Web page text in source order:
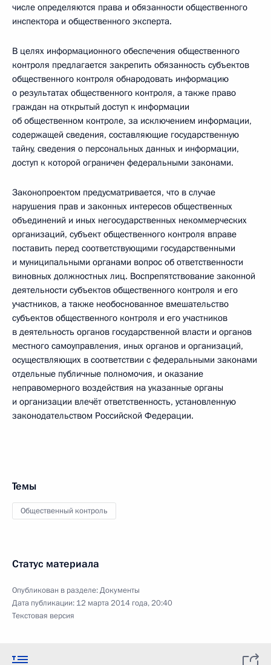
числе определяются права и обязанности общественного
инспектора и общественного эксперта.
В целях информационного обеспечения общественного
контроля предлагается закрепить обязанность субъектов
общественного контроля обнародовать информацию
о результатах общественного контроля, а также право
граждан на открытый доступ к информации
об общественном контроле, за исключением информации,
содержащей сведения, составляющие государственную
тайну, сведения о персональных данных и информации,
доступ к которой ограничен федеральными законами.
Законопроектом предусматривается, что в случае
нарушения прав и законных интересов общественных
объединений и иных негосударственных некоммерческих
организаций, субъект общественного контроля вправе
поставить перед соответствующими государственными
и муниципальными органами вопрос об ответственности
виновных должностных лиц. Воспрепятствование законной
деятельности субъектов общественного контроля и его
участников, а также необоснованное вмешательство
субъектов общественного контроля и его участников
в деятельность органов государственной власти и органов
местного самоуправления, иных органов и организаций,
осуществляющих в соответствии с федеральными законами
отдельные публичные полномочия, и оказание
неправомерного воздействия на указанные органы
и организации влечёт ответственность, установленную
законодательством Российской Федерации.
Темы
Общественный контроль
Статус материала
Опубликован в разделе:Документы
Дата публикации: 12 марта 2014 года, 20:40
Текстовая версия